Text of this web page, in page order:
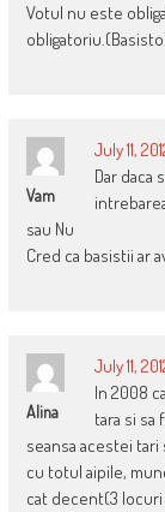
Votul nu este
Vam
July 11,
Dar daca
sau Nu
Cred ca basistii ar
Alina
July 11,
In 2008
tara si sa
seansa acestei tari
cu totul aipile,
cat decent(3 locuri